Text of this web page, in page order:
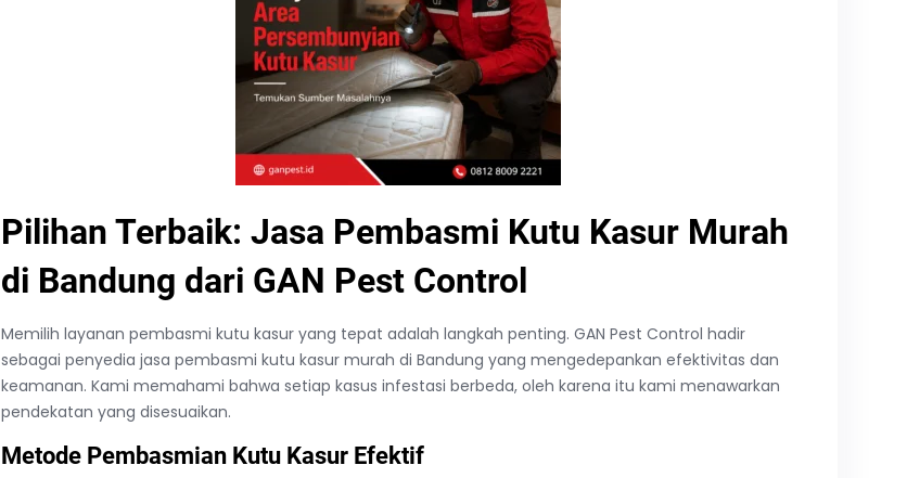
Pilihan Terbaik: Jasa Pembasmi Kutu Kasur Murah
di Bandung dari GAN Pest Control
Memilih layanan pembasmi kutu kasur yang tepat adalah langkah penting. GAN Pest Control hadir
sebagai penyedia jasa pembasmi kutu kasur murah di Bandung yang mengedepankan efektivitas dan
keamanan. Kami memahami bahwa setiap kasus infestasi berbeda, oleh karena itu kami menawarkan
pendekatan yang disesuaikan.
Metode Pembasmian Kutu Kasur Efektif